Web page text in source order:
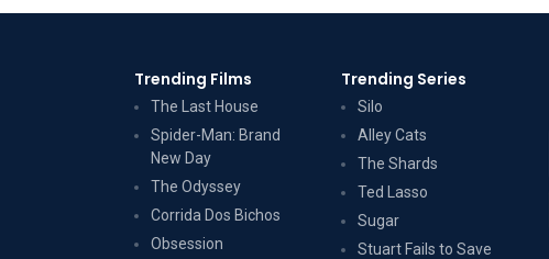
Trending Films
The Last House
Spider-Man: Brand
New Day
The Odyssey
Corrida Dos Bichos
Obsession
Trending Series
Silo
Alley Cats
The Shards
Ted Lasso
Sugar
Stuart Fails to Save